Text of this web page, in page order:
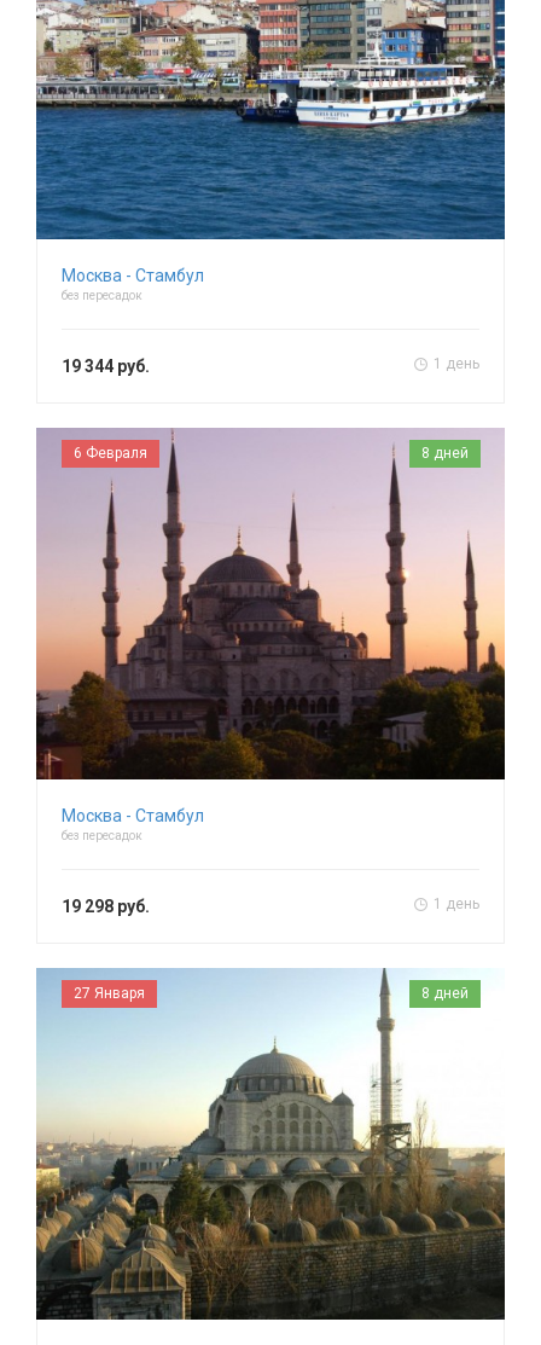
Москва - Стамбул
без пересадок
19 344 руб. 1 день
Москва - Стамбул
без пересадок
19 298 руб. 1 день
6 Февраля 8 дней
27 Января 8 дней